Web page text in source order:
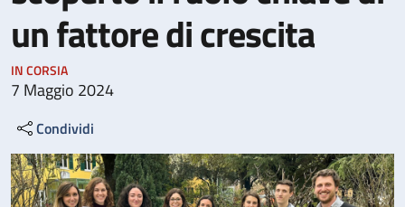
un fattore di crescita
IN CORSIA
7 Maggio 2024
Condividi